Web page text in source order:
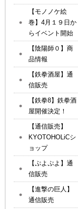
【モノノケ絵
巻】4月１９日か
らイベント開始
【陰陽師０】商
品情報
【鉄拳酒屋】通
信販売
【鉄拳8】鉄拳酒
屋開催決定！
【通信販売】
KYOTOHOLiCシ
ョップ
【ぷよぷよ】通
信販売
【進撃の巨人】
通信販売